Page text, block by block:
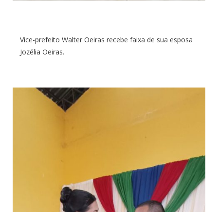
Vice-prefeito Walter Oeiras recebe faixa de sua esposa
Jozélia Oeiras.